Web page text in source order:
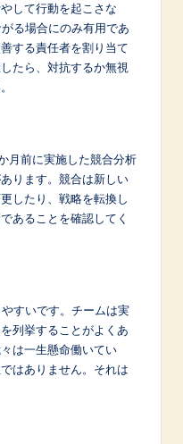
して行動を起こさな
る場合にのみ有用であ
する責任者を割り当て
たら、対抗するか無視
月前に実施した競合分析
ります。競合は新しい
したり、戦略を転換し
あることを確認してく
すいです。チームは実
列挙することがよくあ
は一生懸命働いてい
はありません。それは